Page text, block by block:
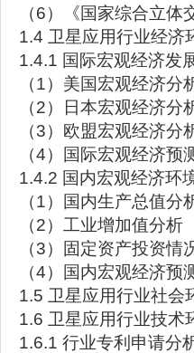
（6）《国家综合立
1.4 卫星应用行业经济
1.4.1 国际宏观经济发
（1）美国宏观经济分
（2）日本宏观经济分
（3）欧盟宏观经济分
（4）国际宏观经济预
1.4.2 国内宏观经济环
（1）国内生产总值分
（2）工业增加值分析
（3）固定资产投资情
（4）国内宏观经济预
1.5 卫星应用行业社会
1.6 卫星应用行业技术
1.6.1 行业专利申请分